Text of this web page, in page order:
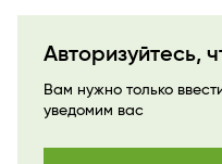
Авторизуйтесь,
Вам нужно только
уведомим вас